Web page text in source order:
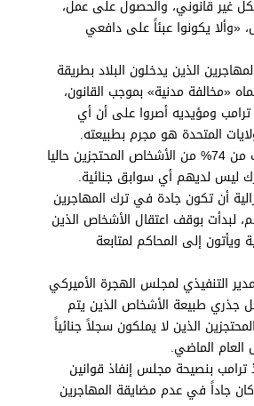
غير قانوني، والحصول على عمل،
«وألا يكونوا عبئاً على دافعي
الذين يدخلون البلاد بطريقة
«مخالفة مدنية» بموجب القانون،
ومؤيديه أصروا على أن أي
المتحدة هو مجرم بطبيعته.
ونتيجة لذلك، فإن ما يقرب من 74% من الأشخاص المحتجزين حاليا
ليس لديهم أي سوابق جنائية.
أن تكون جادة في ترك المهاجرين
لبدأت بوقف اعتقال الأشخاص الذين
ويأتون إلى المحاكم لمتابعة
التنفيذي لمجلس الهجرة الأميركي
جذري طبيعة الأشخاص الذين يتم
الذين لا يملكون سجلاً جنائياً
بنصيحة مجلس إنفاذ قوانين
جاداً في عدم مضايقة المهاجرين